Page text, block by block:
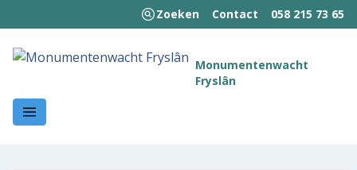
Zoeken Contact 058 215 73 65
Monumentenwacht
Fryslân